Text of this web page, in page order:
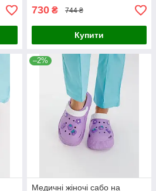
730 ₴ 744 ₴
Купити
–2%
Медичні жіночі сабо на